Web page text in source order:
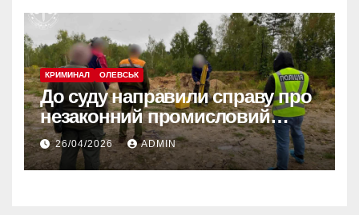
КРИМИНАЛ ОЛЕВСЬК
До суду направили справу про
незаконний промисловий
видобуток пісковику на
Олевщині
26/04/2026 ADMIN